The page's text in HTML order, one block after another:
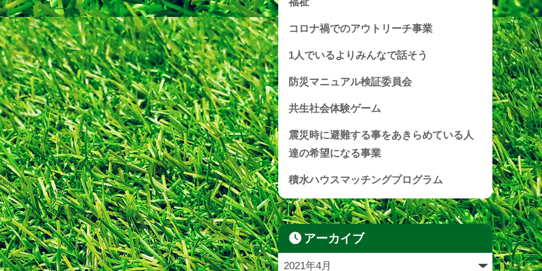
コロナ禍でのアウトリーチ事業
1人でいるよりみんなで話そう
防災マニュアル検証委員会
共生社会体験ゲーム
震災時に避難する事をあきらめている人
達の希望になる事業
積水ハウスマッチングプログラム
アーカイブ